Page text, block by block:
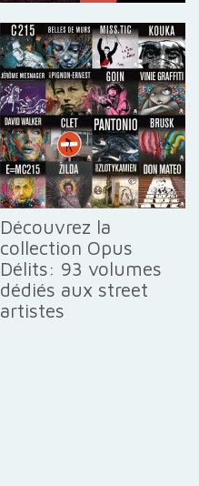
Découvrez la
collection Opus
Délits: 93 volumes
dédiés aux street
artistes